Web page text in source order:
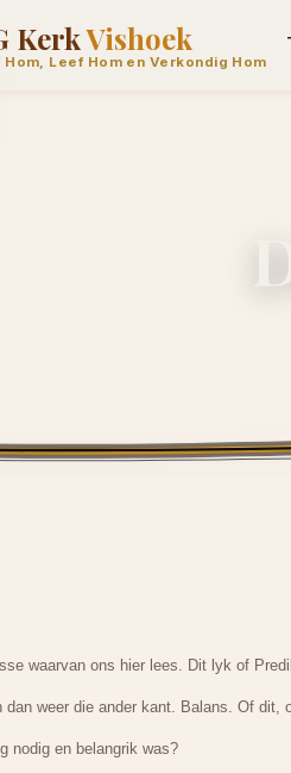
KerkVishoek
Hom, Leef Hom en Verkondig Hom
waarvan ons hier lees. Dit lyk of
dan weer die ander kant. Balans. Of dit,
nodig en belangrik was?